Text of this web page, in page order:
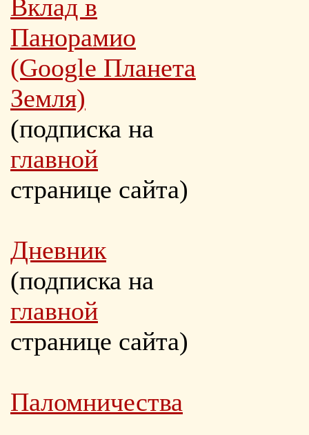
Вклад в
Панорамио
(Google Планета
Земля)
(подписка на
главной
странице сайта)
Дневник
(подписка на
главной
странице сайта)
Паломничества